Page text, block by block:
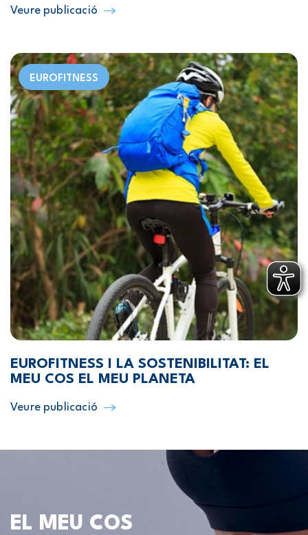
Veure publicació
EUROFITNESS
EUROFITNESS I LA SOSTENIBILITAT: EL
MEU COS EL MEU PLANETA
Veure publicació
EL MEU COS